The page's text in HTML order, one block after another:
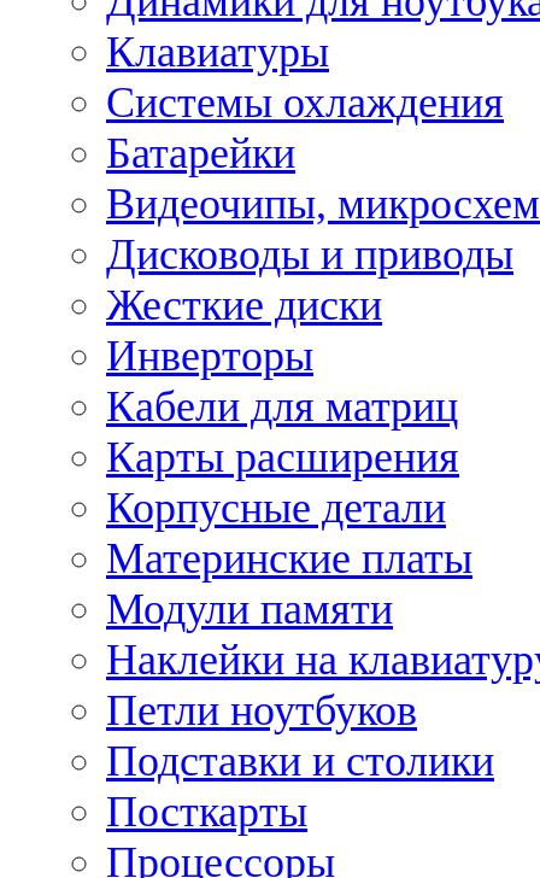
Клавиатуры
Системы охлаждения
Батарейки
Видеочипы,
Дисководы и приводы
Жесткие диски
Инверторы
Кабели для матриц
Карты расширения
Корпусные детали
Материнские платы
Модули памяти
Наклейки на
Петли ноутбуков
Подставки и столики
Посткарты
Процессоры